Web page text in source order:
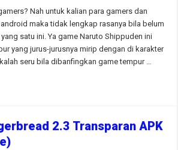
Naruto
Shippuden:
Narutimate
Accel
3
For
Apk
Nah untuk kalian para gamers dan
maka tidak lengkap rasanya bila belum
satu ini. Ya game Naruto Shippuden ini
yang jurus-jurusnya mirip dengan di karakter
seru bila dibanfingkan game tempur …
2.3 Transparan APK